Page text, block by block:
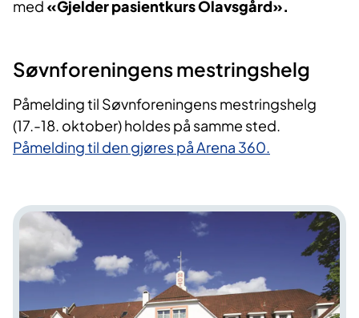
med «Gjelder pasientkurs Olavsgård».
Søvnforeningens mestringshelg
Påmelding til Søvnforeningens mestringshelg
(17.-18. oktober) holdes på samme sted.
Påmelding til den gjøres på Arena 360.